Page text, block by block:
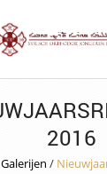
2016
Galerijen /